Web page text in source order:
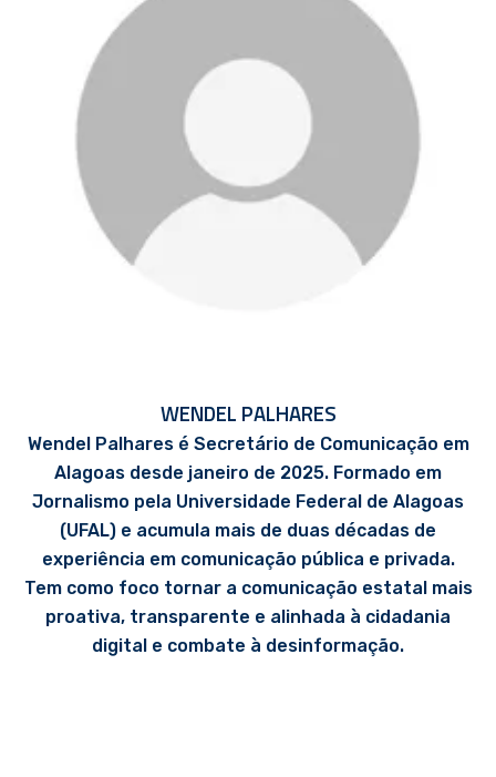
WENDEL PALHARES
Wendel Palhares é Secretário de Comunicação em
Alagoas desde janeiro de 2025. Formado em
Jornalismo pela Universidade Federal de Alagoas
(UFAL) e acumula mais de duas décadas de
experiência em comunicação pública e privada.
Tem como foco tornar a comunicação estatal mais
proativa, transparente e alinhada à cidadania
digital e combate à desinformação.